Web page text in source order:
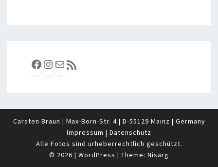
Facebook
Instagram
E-MailRSS-Feed
Carsten Braun | Max-Born-Str. 4 | D-55129 Mainz | Germany
Impressum | Datenschutz
Alle Fotos sind urheberrechtlich geschützt.
© 2026 | WordPress | Theme: Nisarg